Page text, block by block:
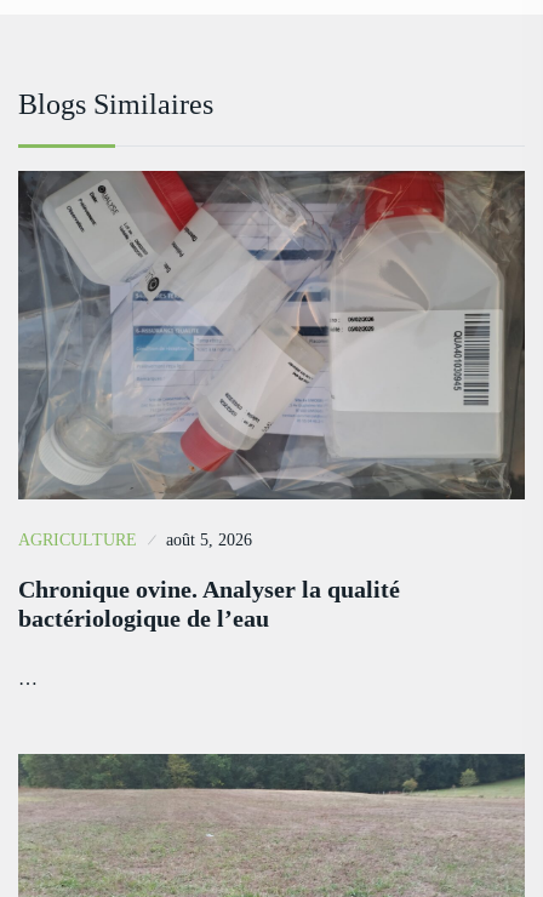
Blogs Similaires
AGRICULTURE août 5, 2026
Chronique ovine. Analyser la qualité
bactériologique de l’eau
…